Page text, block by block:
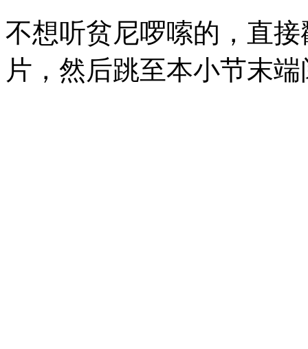
不想听贫尼啰嗦的，直
片，然后跳至本小节末